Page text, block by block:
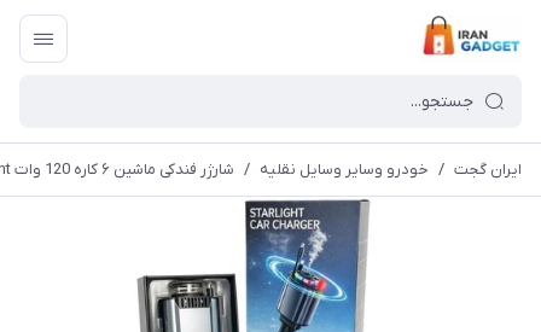
ایران گجت / خودرو وسایر وسایل نقلیه / شارژر فندکی ماشین ۶ کاره 120 وات star light